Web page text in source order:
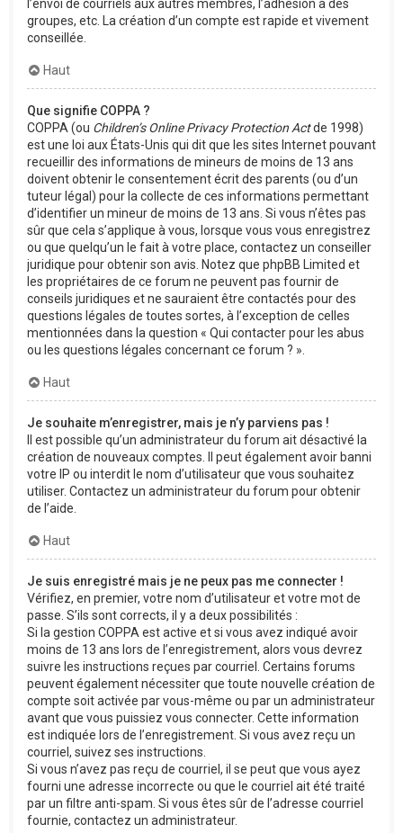
l’envoi de courriels aux autres membres, l’adhésion à des
groupes, etc. La création d’un compte est rapide et vivement
conseillée.
Haut
Que signifie COPPA ?
COPPA (ou Children’s Online Privacy Protection Actde 1998)
est une loi aux États-Unis qui dit que les sites Internet pouvant
recueillir des informations de mineurs de moins de 13 ans
doivent obtenir le consentement écrit des parents (ou d’un
tuteur légal) pour la collecte de ces informations permettant
d’identifier un mineur de moins de 13 ans. Si vous n’êtes pas
sûr que cela s’applique à vous, lorsque vous vous enregistrez
ou que quelqu’un le fait à votre place, contactez un conseiller
juridique pour obtenir son avis. Notez que phpBB Limited et
les propriétaires de ce forum ne peuvent pas fournir de
conseils juridiques et ne sauraient être contactés pour des
questions légales de toutes sortes, à l’exception de celles
mentionnées dans la question « Qui contacter pour les abus
ou les questions légales concernant ce forum ? ».
Haut
Je souhaite m’enregistrer, mais je n’y parviens pas !
Il est possible qu’un administrateur du forum ait désactivé la
création de nouveaux comptes. Il peut également avoir banni
votre IP ou interdit le nom d’utilisateur que vous souhaitez
utiliser. Contactez un administrateur du forum pour obtenir
de l’aide.
Haut
Je suis enregistré mais je ne peux pas me connecter !
Vérifiez, en premier, votre nom d’utilisateur et votre mot de
passe. S’ils sont corrects, il y a deux possibilités :
Si la gestion COPPA est active et si vous avez indiqué avoir
moins de 13 ans lors de l’enregistrement, alors vous devrez
suivre les instructions reçues par courriel. Certains forums
peuvent également nécessiter que toute nouvelle création de
compte soit activée par vous-même ou par un administrateur
avant que vous puissiez vous connecter. Cette information
est indiquée lors de l’enregistrement. Si vous avez reçu un
courriel, suivez ses instructions.
Si vous n’avez pas reçu de courriel, il se peut que vous ayez
fourni une adresse incorrecte ou que le courriel ait été traité
par un filtre anti-spam. Si vous êtes sûr de l’adresse courriel
fournie, contactez un administrateur.